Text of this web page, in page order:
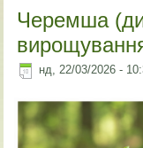
Черемша
нд, 22/03/2026 -